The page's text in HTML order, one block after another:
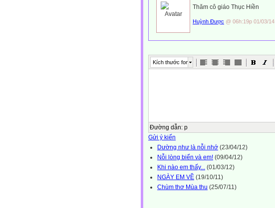
Thăm cô giáo Thục Hiền
Huỳnh Được @ 06h:19p 01/03/14
Kích thước font
Đường dẫn: p
Gửi ý kiến
Dường như là nỗi nhớ (23/04/12)
Nỗi lòng biển và em! (09/04/12)
Khi nào em thấy...
(01/03/12)
NGÀY EM VỀ (19/10/11)
Chùm thơ Mùa thu (25/07/11)